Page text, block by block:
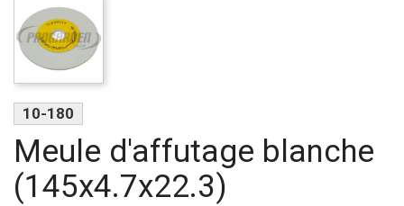
10-180
Meule d'affutage blanche
(145x4.7x22.3)